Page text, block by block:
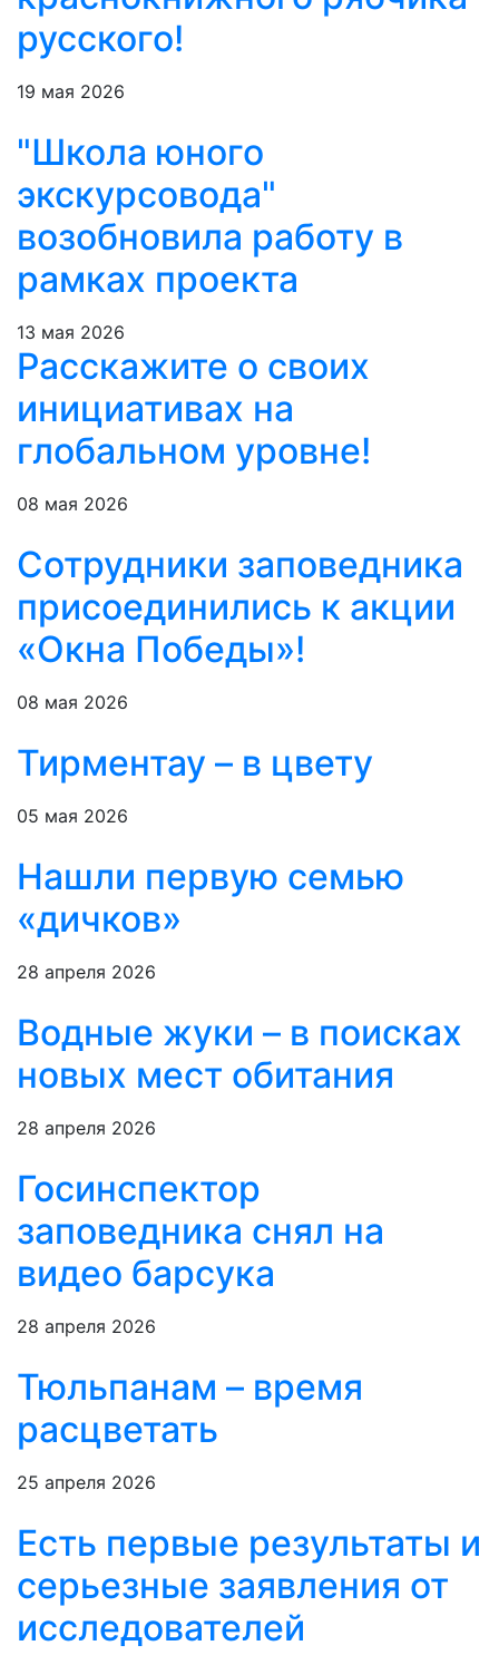
русского!
19 мая 2026
"Школа юного
экскурсовода"
возобновила работу в
рамках проекта
13 мая 2026
Расскажите о своих
инициативах на
глобальном уровне!
08 мая 2026
Сотрудники заповедника
присоединились к акции
«Окна Победы»!
08 мая 2026
Тирментау – в цвету
05 мая 2026
Нашли первую семью
«дичков»
28 апреля 2026
Водные жуки – в поисках
новых мест обитания
28 апреля 2026
Госинспектор
заповедника снял на
видео барсука
28 апреля 2026
Тюльпанам – время
расцветать
25 апреля 2026
Есть первые результаты и
серьезные заявления от
исследователей